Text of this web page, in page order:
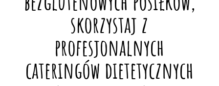
skorzystaj z
profesjonalnych
cateringów dietetycznych